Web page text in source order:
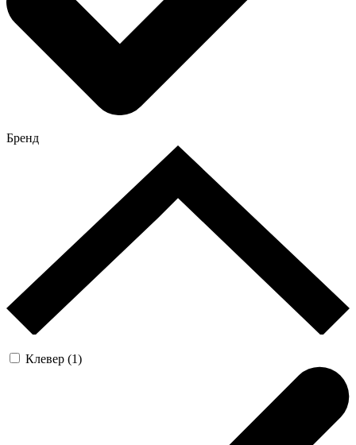
Бренд
Клевер (1)